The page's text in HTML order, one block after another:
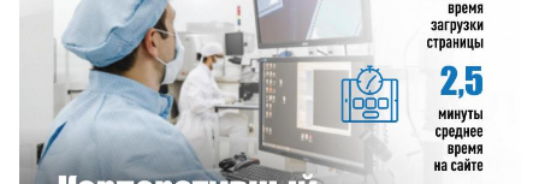
Смотреть проект